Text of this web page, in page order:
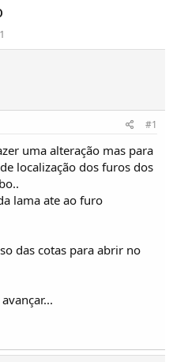
#1
uma alteração mas para
localização dos furos dos
lama ate ao furo
das cotas para abrir no